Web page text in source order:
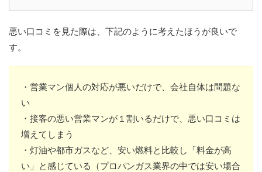
悪い口コミを見た際は、下記のように考えたほうが良いで
す。
・営業マン個人の対応が悪いだけで、会社自体は問題な
い
・接客の悪い営業マンが１割いるだけで、悪い口コミは
増えてしまう
・灯油や都市ガスなど、安い燃料と比較し「料金が高
い」と感じている（プロパンガス業界の中では安い場合